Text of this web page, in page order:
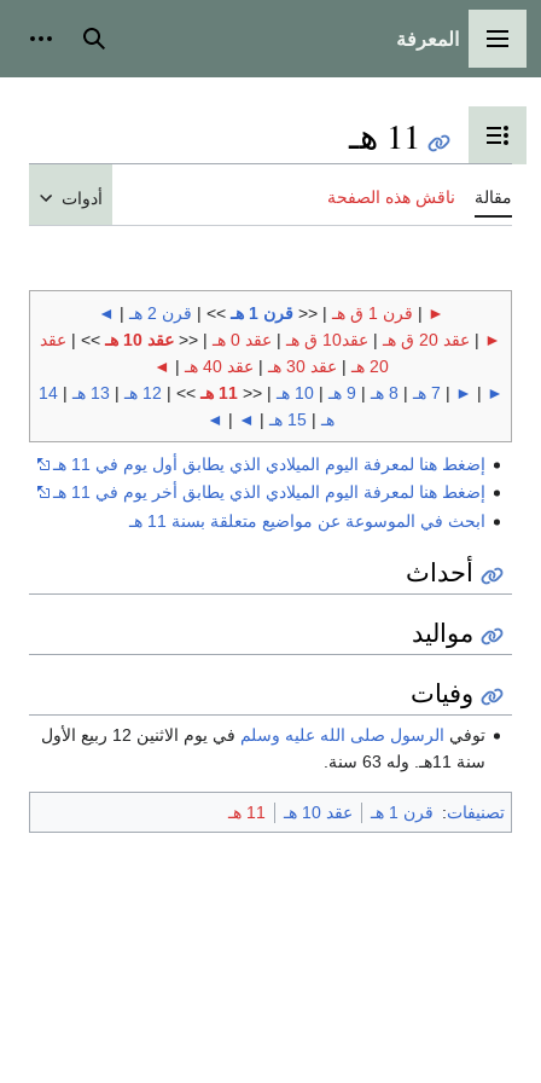
القائمة الرئيسية
المعرفة بحث
تبديل عرض جدول المحتويات
11 هـ
مقالة ناقش هذه الصفحة أدوات
►
| قرن 1 ق هـ | <<قرن 1 هـ >> | قرن 2 هـ |
◄
►
| عقد 20 ق هـ | عقد10 ق هـ | عقد 0 هـ | << عقد 10 هـ >> | عقد
20 هـ
| عقد 30 هـ | عقد 40 هـ |
◄
►
|
►
| 7 هـ | 8 هـ | 9 هـ |10 هـ | <<11 هـ >> | 12 هـ | 13 هـ |
14
هـ | 15 هـ |
◄
|
◄
إضغط هنا لمعرفة اليوم الميلادي الذي يطابق أول يوم في 11 هـ
إضغط هنا لمعرفة اليوم الميلادي الذي يطابق أخر يوم في 11 هـ
ابحث في الموسوعة عن مواضيع متعلقة بسنة 11 هـ
أحداث
مواليد
وفيات
توفي الرسول صلى الله عليه وسلم
في يوم الاثنين 12 ربيع الأول
سنة 11هـ. وله 63 سنة.
تصنيفات: قرن 1 هـ عقد 10 هـ 11 هـ